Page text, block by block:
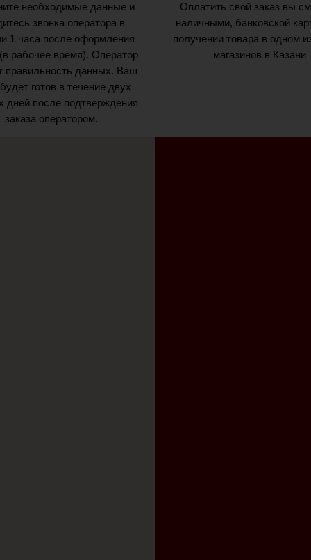
необходимые данные и
звонка оператора в
1 часа после оформления
рабочее время). Оператор
правильность данных. Ваш
готов в течение двух
дней после подтверждения
заказа оператором.
Оплатить свой заказ вы
наличными, банковской
получении товара в одном
магазинов в Казани